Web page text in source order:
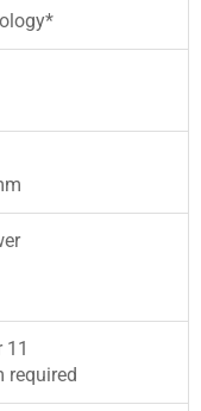
required